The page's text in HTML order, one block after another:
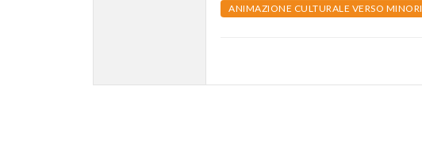
ANIMAZIONE CULTURALE VERSO MINORI